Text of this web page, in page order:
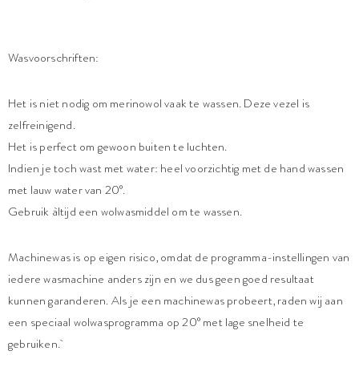
Wasvoorschriften:
Het is niet nodig om merinowol vaak te wassen. Deze vezel is
zelfreinigend.
Het is perfect om gewoon buiten te luchten.
Indien je toch wast met water: heel voorzichtig met de hand wassen
met lauw water van 20°.
Gebruik àltijd een wolwasmiddel om te wassen.
Machinewas is op eigen risico, omdat de programma-instellingen van
iedere wasmachine anders zijn en we dus geen goed resultaat
kunnen garanderen. Als je een machinewas probeert, raden wij aan
een speciaal wolwasprogramma op 20° met lage snelheid te
gebruiken.